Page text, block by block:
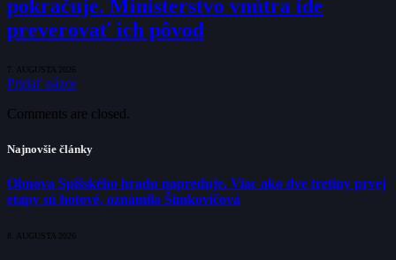
pokračuje. Ministerstvo vnútra ide
preverovať ich pôvod
7. AUGUSTA 2026
Pridať názor
Comments are closed.
Najnovšie články
Obnova Spišského hradu napreduje. Viac ako dve tretiny prvej
etapy sú hotové, oznámila Šimkovičová
8. AUGUSTA 2026